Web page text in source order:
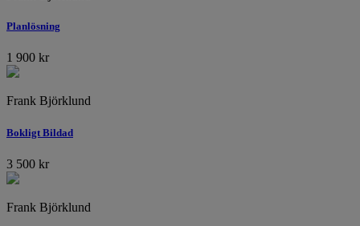
Planlösning
1 900 kr
Frank Björklund
Bokligt Bildad
3 500 kr
Frank Björklund